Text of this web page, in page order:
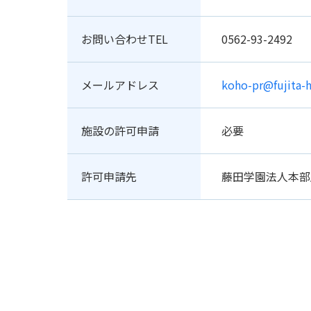
お問い合わせTEL 0562-93-2492
メールアドレス koho-pr@fujita-
施設の許可申請 必要
許可申請先 藤田学園法人本